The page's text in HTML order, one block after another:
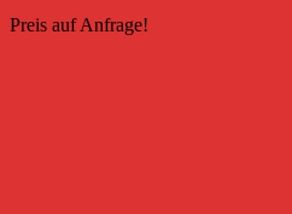
Preis auf Anfrage!